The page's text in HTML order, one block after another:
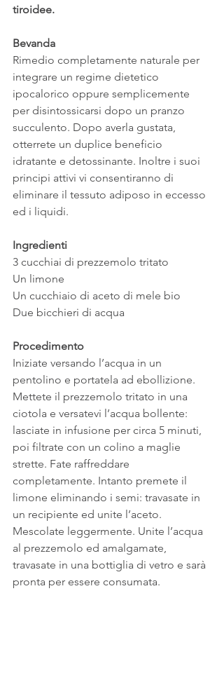
tiroidee.
Bevanda
Rimedio completamente naturale per
integrare un regime dietetico
ipocalorico oppure semplicemente
per disintossicarsi dopo un pranzo
succulento. Dopo averla gustata,
otterrete un duplice beneficio
idratante e detossinante. Inoltre i suoi
principi attivi vi consentiranno di
eliminare il tessuto adiposo in eccesso
ed i liquidi.
Ingredienti
3 cucchiai di prezzemolo tritato
Un limone
Un cucchiaio di aceto di mele bio
Due bicchieri di acqua
Procedimento
Iniziate versando l’acqua in un
pentolino e portatela ad ebollizione.
Mettete il prezzemolo tritato in una
ciotola e versatevi l’acqua bollente:
lasciate in infusione per circa 5 minuti,
poi filtrate con un colino a maglie
strette. Fate raffreddare
completamente. Intanto premete il
limone eliminando i semi: travasate in
un recipiente ed unite l’aceto.
Mescolate leggermente. Unite l’acqua
al prezzemolo ed amalgamate,
travasate in una bottiglia di vetro e sarà
pronta per essere consumata.